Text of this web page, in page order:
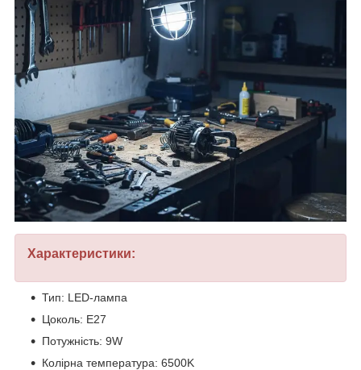
Характеристики:
Тип: LED-лампа
Цоколь: E27
Потужність: 9W
Колірна температура: 6500K